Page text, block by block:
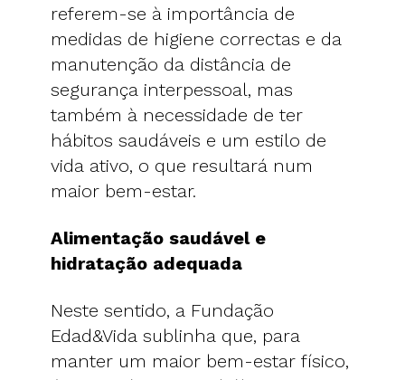
referem-se à importância de
medidas de higiene correctas e da
manutenção da distância de
segurança interpessoal, mas
também à necessidade de ter
hábitos saudáveis e um estilo de
vida ativo, o que resultará num
maior bem-estar.
Alimentação saudável e
hidratação adequada
Neste sentido, a Fundação
Edad&Vida sublinha que, para
manter um maior bem-estar físico,